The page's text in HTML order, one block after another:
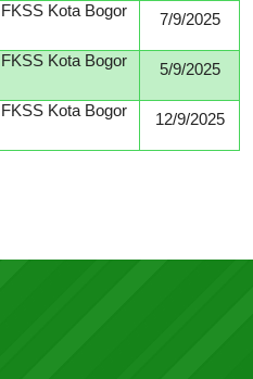
FKSS Kota Bogor 7/9/2025
FKSS Kota Bogor 5/9/2025
FKSS Kota Bogor 12/9/2025